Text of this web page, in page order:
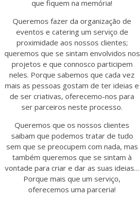
que fiquem na memória!
Queremos fazer da organização de
eventos e catering um serviço de
proximidade aos nossos clientes;
queremos que se sintam envolvidos nos
projetos e que connosco participem
neles. Porque sabemos que cada vez
mais as pessoas gostam de ter ideias e
de ser criativas, oferecemo-nos para
ser parceiros neste processo.
Queremos que os nossos clientes
saibam que podemos tratar de tudo
sem que se preocupem com nada, mas
também queremos que se sintam à
vontade para criar e dar as suas ideias…
Porque mais que um serviço,
oferecemos uma parceria!